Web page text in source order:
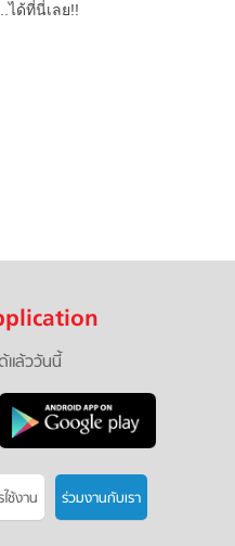
ได้ที่นี่เลย!!
แล้ววันนี้
ช้งาน ร่วมงานกับเรา